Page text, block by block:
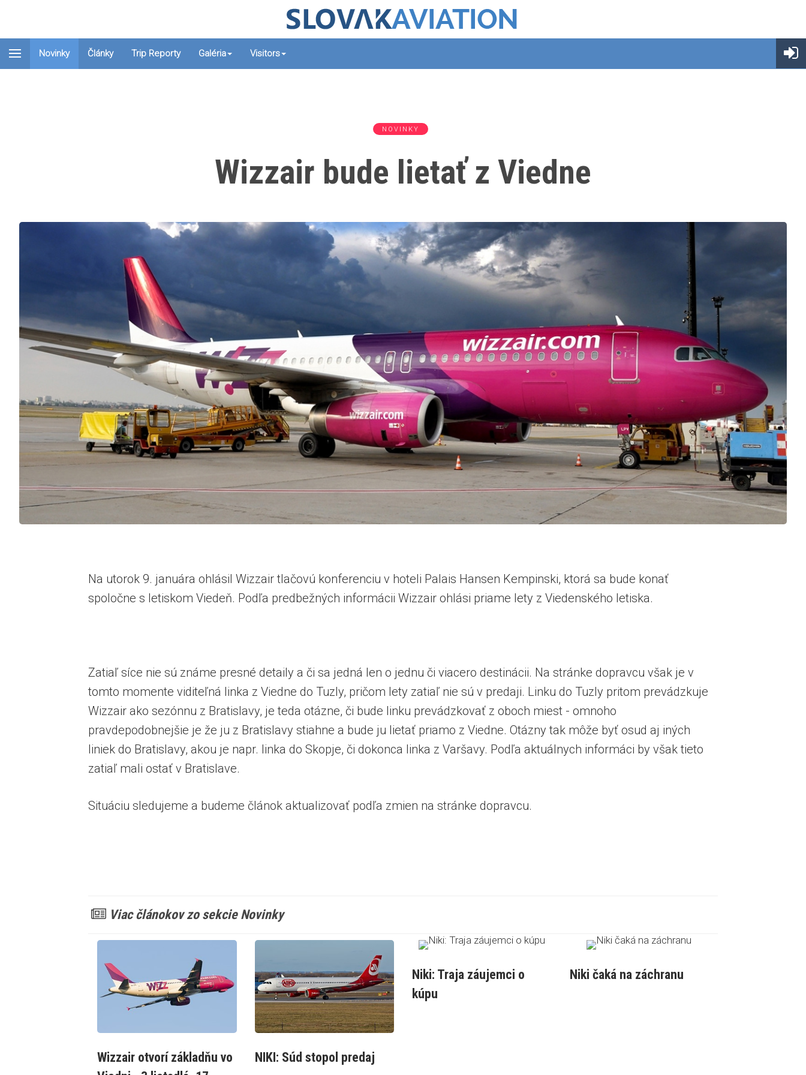
Novinky Články Trip Reporty Galéria Visitors
NOVINKY
Wizzair bude lietať z Viedne
Na utorok 9. januára ohlásil Wizzair tlačovú konferenciu v hoteli Palais Hansen Kempinski, ktorá sa bude konať
spoločne s letiskom Viedeň. Podľa predbežných informácii Wizzair ohlási priame lety z Viedenského letiska.
Zatiaľ síce nie sú známe presné detaily a či sa jedná len o jednu či viacero destinácii. Na stránke dopravcu však je v
tomto momente viditeľná linka z Viedne do Tuzly, pričom lety zatiaľ nie sú v predaji. Linku do Tuzly pritom prevádzkuje
Wizzair ako sezónnu z Bratislavy, je teda otázne, či bude linku prevádzkovať z oboch miest - omnoho
pravdepodobnejšie je že ju z Bratislavy stiahne a bude ju lietať priamo z Viedne. Otázny tak môže byť osud aj iných
liniek do Bratislavy, akou je napr. linka do Skopje, či dokonca linka z Varšavy. Podľa aktuálnych informáci by však tieto
zatiaľ mali ostať v Bratislave.
Situáciu sledujeme a budeme článok aktualizovať podľa zmien na stránke dopravcu.
Viac článokov zo sekcie Novinky
Wizzair otvorí základňu vo
NIKI: Súd stopol predaj
Niki: Traja záujemci o
kúpu
Niki čaká na záchranu